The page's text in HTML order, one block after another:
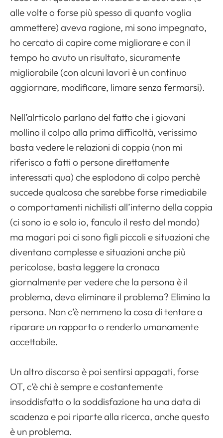
alle volte o forse più spesso di quanto voglia
ammettere) aveva ragione, mi sono impegnato,
ho cercato di capire come migliorare e con il
tempo ho avuto un risultato, sicuramente
migliorabile (con alcuni lavori è un continuo
aggiornare, modificare, limare senza fermarsi).
Nell’alrticolo parlano del fatto che i giovani
mollino il colpo alla prima difficoltà, verissimo
basta vedere le relazioni di coppia (non mi
riferisco a fatti o persone direttamente
interessati qua) che esplodono di colpo perchè
succede qualcosa che sarebbe forse rimediabile
o comportamenti nichilisti all’interno della coppia
(ci sono io e solo io, fanculo il resto del mondo)
ma magari poi ci sono figli piccoli e situazioni che
diventano complesse e situazioni anche più
pericolose, basta leggere la cronaca
giornalmente per vedere che la persona è il
problema, devo eliminare il problema? Elimino la
persona. Non c’è nemmeno la cosa di tentare a
riparare un rapporto o renderlo umanamente
accettabile.
Un altro discorso è poi sentirsi appagati, forse
OT, c’è chi è sempre e costantemente
insoddisfatto o la soddisfazione ha una data di
scadenza e poi riparte alla ricerca, anche questo
è un problema.